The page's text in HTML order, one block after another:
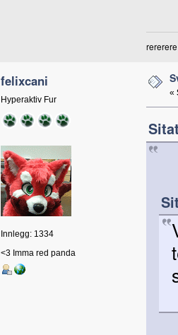
felixcani
Hyperaktiv Fur
Innlegg: 1334
<3 Imma red panda
«